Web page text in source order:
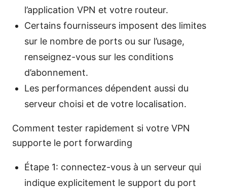
l’application VPN et votre routeur.
Certains fournisseurs imposent des limites
sur le nombre de ports ou sur l’usage,
renseignez-vous sur les conditions
d’abonnement.
Les performances dépendent aussi du
serveur choisi et de votre localisation.
Comment tester rapidement si votre VPN
supporte le port forwarding
Étape 1: connectez-vous à un serveur qui
indique explicitement le support du port